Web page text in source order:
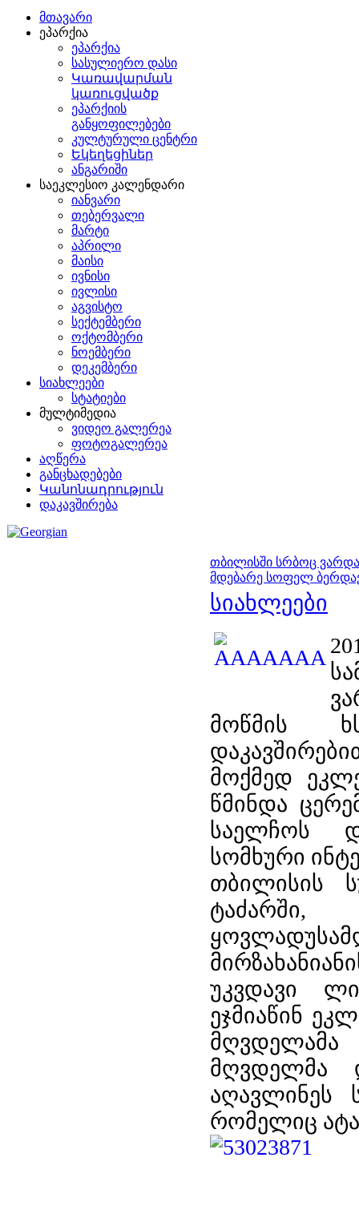
მთავარი
ეპარქია
ეპარქია
სასულიერო დასი
Կառավարման
կառուցվածք
ეპარქიის
განყოფილებები
კულტურული ცენტრი
Եկեղեցիներ
ანგარიში
საეკლესიო კალენდარი
იანვარი
თებერვალი
მარტი
აპრილი
მაისი
ივნისი
ივლისი
აგვისტო
სექტემბერი
ოქტომბერი
ნოემბერი
დეკემბერი
სიახლეები
სტატიები
მულტიმედია
ვიდეო გალერეა
ფოტოგალერეა
აღწერა
განცხადებები
Կանոնադրություն
დაკავშირება
თბილისში სრბოც
მდებარე სოფელ
სიახლეები
მოწმის
მოქმედ
წმინდა
საელჩოს
სომხური
თბილისის
უკვდავი
ეჯმიაწინ
მღვდელმა
აღავლინეს
რომელიც